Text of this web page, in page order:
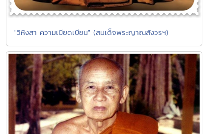
"วิหิงสา ความเบียดเบียน" (สมเด็จพระญาณสังวรฯ)